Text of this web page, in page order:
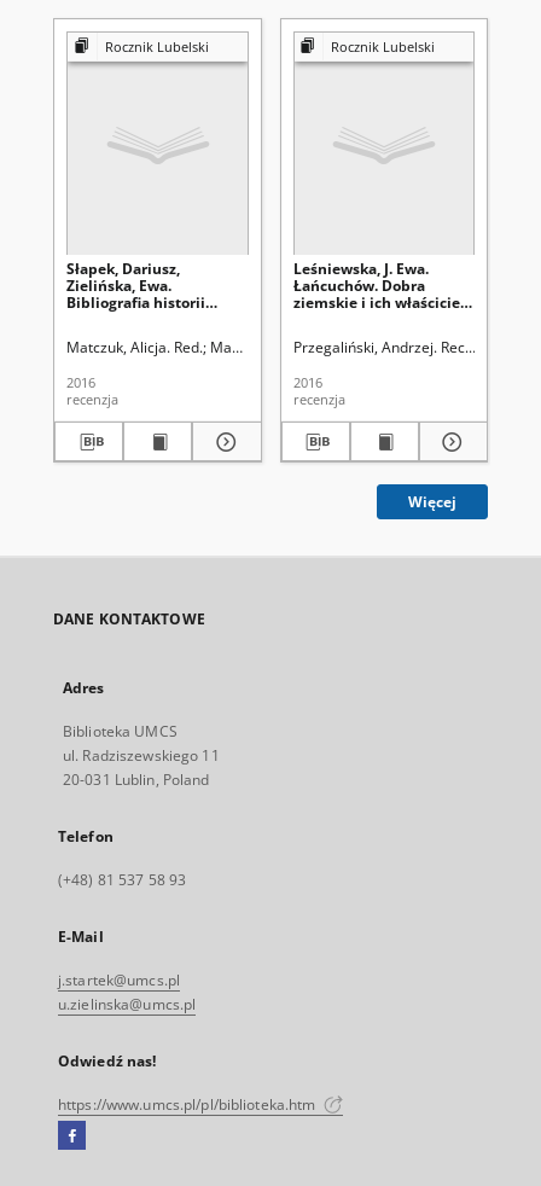
Rocznik Lubelski
Słapek, Dariusz,
Zielińska, Ewa.
Bibliografia historii
Dokumentacji Historii
132: [recenzja]
Matczuk, Alicja. Red. Mazur, Mariusz. Red nacz.
2016
recenzja
Rocznik Lubelski
Leśniewska, J. Ewa.
Łańcuchów. Dobra
ziemskie i ich właściciele
Wydawnictwo Werset,
[recenzja]
Przegaliński, Andrzej. Rec.
2016
recenzja
Więcej
DANE KONTAKTOWE
Adres
Biblioteka UMCS
ul. Radziszewskiego 11
20-031 Lublin, Poland
Telefon
(+48) 81 537 58 93
E-Mail
j.startek@umcs.pl
u.zielinska@umcs.pl
Odwiedź nas!
https://www.umcs.pl/pl/biblioteka.htm
Facebook